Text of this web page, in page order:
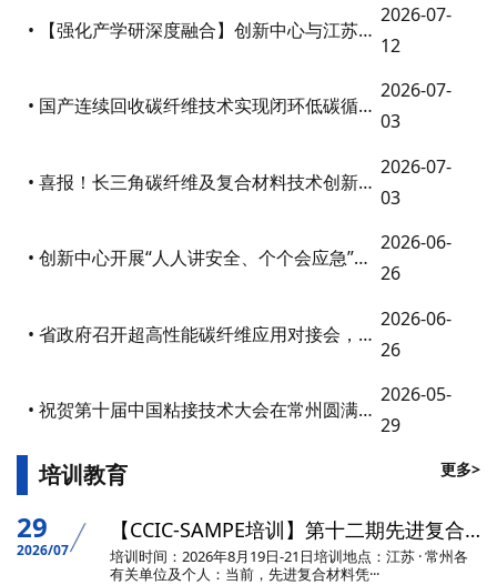
• 【强化产学研深度融合】创新中心与江苏理工学院举行产业教授聘任暨研究生工作站揭牌仪式
2026-07-
12
• 国产连续回收碳纤维技术实现闭环低碳循环，破解复材行业四大痛点——中心两项创新产品获商标授权
2026-07-
03
• 喜报！长三角碳纤维及复合材料技术创新中心获省院士专家创新中心实体化建设立项
2026-07-
03
• 创新中心开展“人人讲安全、个个会应急”安全月急救培训及应急演练活动
2026-06-
26
• 省政府召开超高性能碳纤维应用对接会，创新中心执行主任益小苏教授应邀为产业发展建言献策
2026-06-
26
• 祝贺第十届中国粘接技术大会在常州圆满召开
2026-05-
29
更多>
培训教育
29
2026/07
【CCIC-SAMPE培训】第十二期先进复合材料工艺成型与应用技术培训
培训时间：2026年8月19日-21日培训地点：江苏 · 常州各
有关单位及个人：当前，先进复合材料凭···